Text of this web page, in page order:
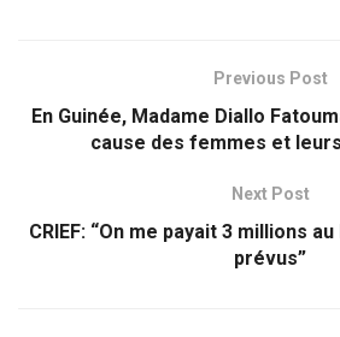
Previous Post
En Guinée, Madame Diallo
cause des femmes et
Next Post
CRIEF: “On me payait 3 millions
prévus”